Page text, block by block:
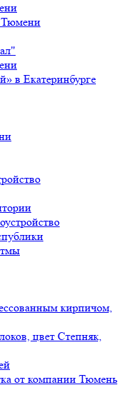
Тюмени
в Екатеринбурге
кирпичом,
цвет Степняк,
от компании Тюмень